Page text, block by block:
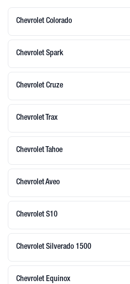
Chevrolet Colorado
Chevrolet Spark
Chevrolet Cruze
Chevrolet Trax
Chevrolet Tahoe
Chevrolet Aveo
Chevrolet S10
Chevrolet Silverado 1500
Chevrolet Equinox